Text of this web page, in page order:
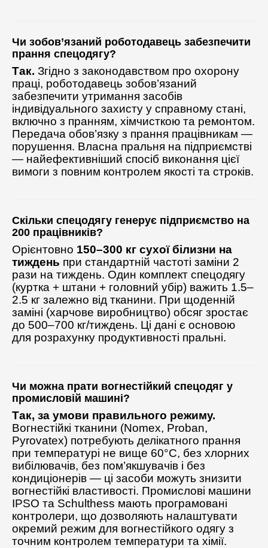
Чи зобов’язаний роботодавець забезпечити
прання спецодягу?
Так. Згідно з законодавством про охорону
праці, роботодавець зобов’язаний
забезпечити утримання засобів
індивідуального захисту у справному стані,
включно з пранням, хімчисткою та ремонтом.
Передача обов’язку з прання працівникам —
порушення. Власна пральня на підприємстві
— найефективніший спосіб виконання цієї
вимоги з повним контролем якості та строків.
Скільки спецодягу генерує підприємство на
200 працівників?
Орієнтовно 150–300 кг сухої білизни на
тиждень при стандартній частоті заміни 2
рази на тиждень. Один комплект спецодягу
(куртка + штани + головний убір) важить 1.5–
2.5 кг залежно від тканини. При щоденній
заміні (харчове виробництво) обсяг зростає
до 500–700 кг/тиждень. Ці дані є основою
для розрахунку продуктивності пральні.
Чи можна прати вогнестійкий спецодяг у
промисловій машині?
Так, за умови правильного режиму.
Вогнестійкі тканини (Nomex, Proban,
Pyrovatex) потребують делікатного прання
при температурі не вище 60°C, без хлорних
вибілювачів, без пом’якшувачів і без
кондиціонерів — ці засоби можуть знизити
вогнестійкі властивості. Промислові машини
IPSO та Schulthess мають програмовані
контролери, що дозволяють налаштувати
окремий режим для вогнестійкого одягу з
точним контролем температури та хімії.